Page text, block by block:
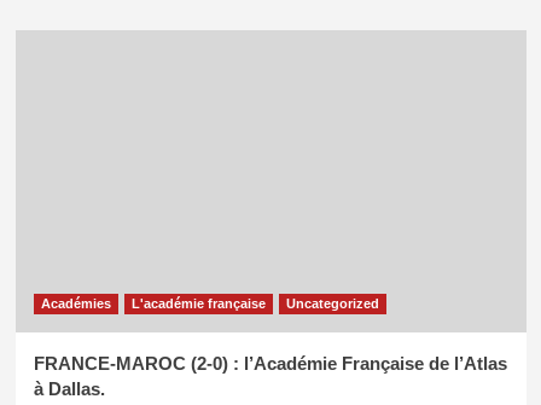
Académies L'académie française Uncategorized
FRANCE-MAROC (2-0) : l’Académie Française de l’Atlas
à Dallas.